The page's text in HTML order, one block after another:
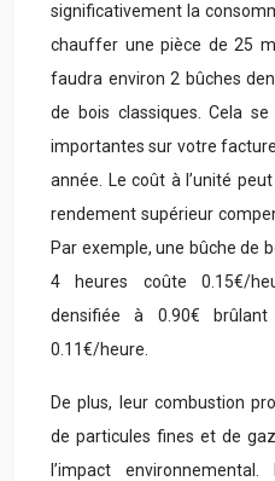
significativement la
chauffer une pièce de 25
faudra environ 2 bûches
de bois classiques. Cela
importantes sur votre
année. Le coût à l’unité
rendement supérieur
Par exemple, une bûche de
4 heures coûte 0.15€/
densifiée à 0.90€
0.11€/heure.
De plus, leur combustion
de particules fines et de
l’impact